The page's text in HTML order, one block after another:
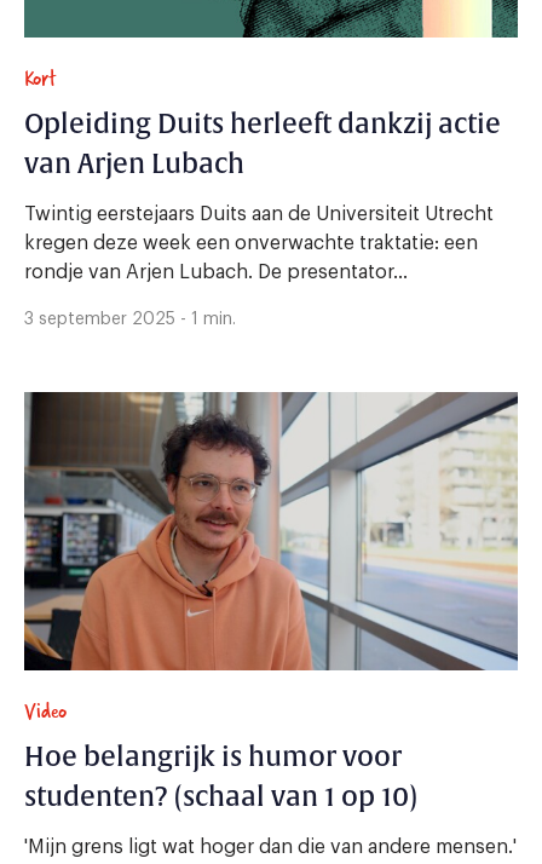
Kort
Opleiding Duits herleeft dankzij actie
van Arjen Lubach
Twintig eerstejaars Duits aan de Universiteit Utrecht
kregen deze week een onverwachte traktatie: een
rondje van Arjen Lubach. De presentator...
3 september 2025 - 1 min.
Video
Hoe belangrijk is humor voor
studenten? (schaal van 1 op 10)
'Mijn grens ligt wat hoger dan die van andere mensen.'